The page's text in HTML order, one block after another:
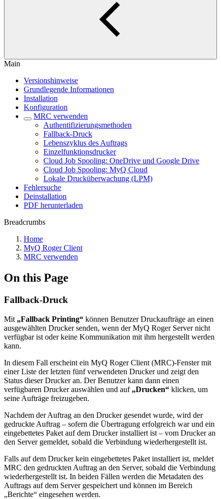
Main
Versionshinweise
Grundlegende Informationen
Installation
Konfiguration
MRC verwenden
Authentifizierungsmethoden
Fallback-Druck
Lebenszyklus des Auftrags
Einzelfunktionsdrucker
Cloud Job Spooling: OneDrive und Google Drive
Cloud Job Spooling: MyQ Cloud
Lokale Drucküberwachung (LPM)
Fehlersuche
Deinstallation
PDF herunterladen
Breadcrumbs
Home
MyQ Roger Client
MRC verwenden
On this Page
Fallback-Druck
Mit „Fallback Printing“ können Benutzer Druckaufträge an einen
ausgewählten Drucker senden, wenn der MyQ Roger Server nicht
verfügbar ist oder keine Kommunikation mit ihm hergestellt werden
kann.
In diesem Fall erscheint ein MyQ Roger Client (MRC)-Fenster mit
einer Liste der letzten fünf verwendeten Drucker und zeigt den
Status dieser Drucker an. Der Benutzer kann dann einen
verfügbaren Drucker auswählen und auf „Drucken“ klicken, um
seine Aufträge freizugeben.
Nachdem der Auftrag an den Drucker gesendet wurde, wird der
gedruckte Auftrag – sofern die Übertragung erfolgreich war und ein
eingebettetes Paket auf dem Drucker installiert ist – vom Drucker an
den Server gemeldet, sobald die Verbindung wiederhergestellt ist.
Falls auf dem Drucker kein eingebettetes Paket installiert ist, meldet
MRC den gedruckten Auftrag an den Server, sobald die Verbindung
wiederhergestellt ist. In beiden Fällen werden die Metadaten des
Auftrags auf dem Server gespeichert und können im Bereich
„Berichte“ eingesehen werden.